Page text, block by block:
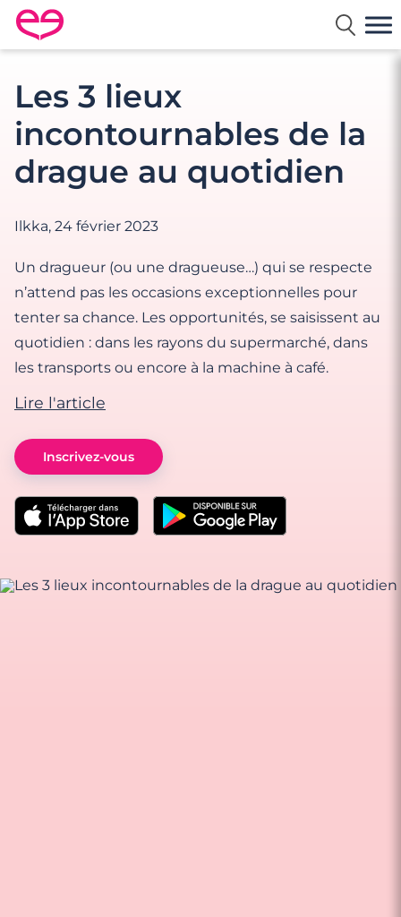
Rencontre en France avec Meetic
Les 3 lieux
incontournables de la
drague au quotidien
Ilkka, 24 février 2023
Un dragueur (ou une dragueuse…) qui se respecte
n’attend pas les occasions exceptionnelles pour
tenter sa chance. Les opportunités, se saisissent au
quotidien : dans les rayons du supermarché, dans
les transports ou encore à la machine à café.
Lire l'article
Inscrivez-vous